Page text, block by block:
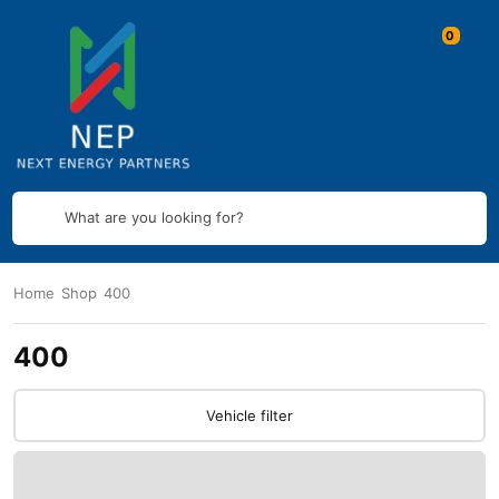
What are you looking for?
Home Shop 400
400
Vehicle filter